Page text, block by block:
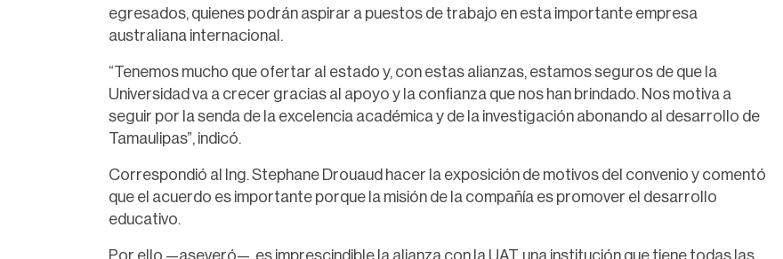
egresados, quienes podrán aspirar a puestos de trabajo en esta importante empresa
australiana internacional.
“Tenemos mucho que ofertar al estado y, con estas alianzas, estamos seguros de que la
Universidad va a crecer gracias al apoyo y la confianza que nos han brindado. Nos motiva a
seguir por la senda de la excelencia académica y de la investigación abonando al desarrollo de
Tamaulipas”, indicó.
Correspondió al Ing. Stephane Drouaud hacer la exposición de motivos del convenio y comentó
que el acuerdo es importante porque la misión de la compañía es promover el desarrollo
educativo.
Por ello —aseveró—, es imprescindible la alianza con la UAT, una institución que tiene todas las